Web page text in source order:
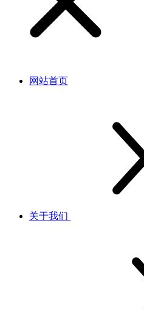
网站首页
关于我们